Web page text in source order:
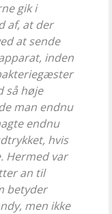
gik i
af, at der
at sende
inden
så høje
man endnu
endnu
hvis
Hermed var
an til
betyder
men ikke